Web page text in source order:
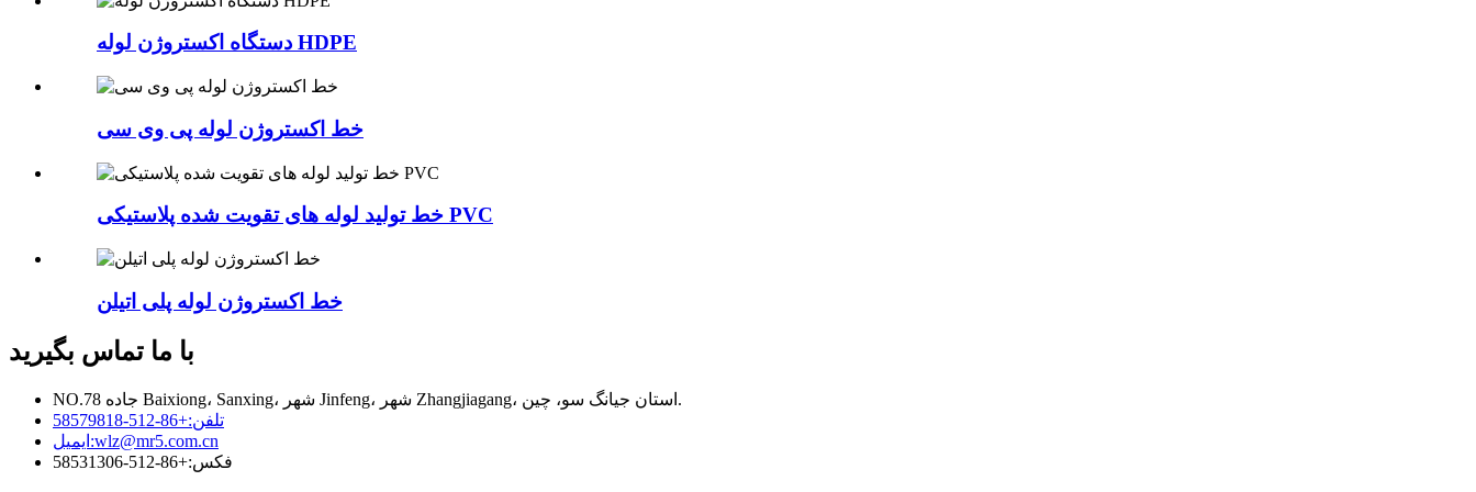
دستگاه اکستروژن لوله HDPE
خط اکستروژن لوله پی وی سی
خط تولید لوله های تقویت شده پلاستیکی PVC
خط اکستروژن لوله پلی اتیلن
با ما تماس بگیرید
NO.78 جاده Baixiong، Sanxing، شهر Jinfeng، شهر Zhangjiagang، استان جیانگ سو، چین.
تلفن:+86-512-58579818
ایمیل:wlz@mr5.com.cn
فکس:+86-512-58531306